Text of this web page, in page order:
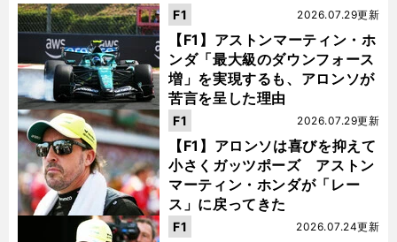
【F1】アストンマーティン・ホ
ンダ「最大級のダウンフォース
増」を実現するも、アロンソが
苦言を呈した理由
2026.07.29更新
F1
【F1】アロンソは喜びを抑えて
小さくガッツポーズ アストン
マーティン・ホンダが「レー
ス」に戻ってきた
2026.07.29更新
F1
2026.07.24更新
F1